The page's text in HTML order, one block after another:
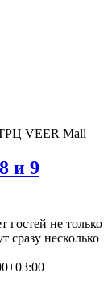
VEER Mall
и 9
гостей не только
сразу несколько